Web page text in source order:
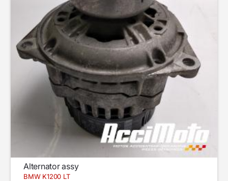
Alternator assy
BMW K1200 LT